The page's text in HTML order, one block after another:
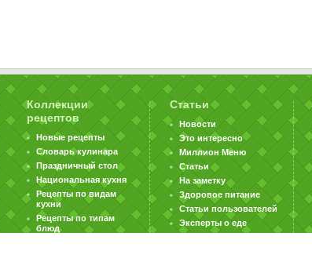
Коллекции
рецептов
Новые рецепты
Словарь кулинара
Праздничный стол
Национальная кухня
Рецепты по видам
кухни
Рецепты по типам
блюд
Статьи
Новости
Это интересно
Миллион Меню
Статьи
На заметку
Здоровое питание
Статьи пользователей
Эксперты о еде